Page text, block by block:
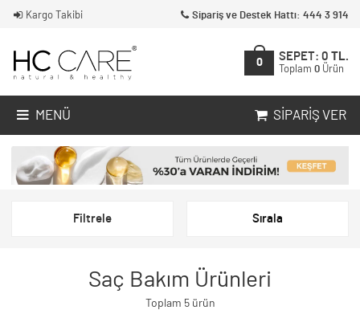
Kargo Takibi Sipariş ve Destek Hattı: 444 3 914
0
SEPET: 0 TL.
Toplam 0 Ürün
MENÜ SIPARIŞ VER
Filtrele Sırala
Saç Bakım Ürünleri
Toplam 5 ürün